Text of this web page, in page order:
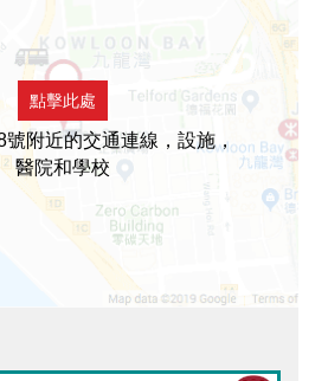
點擊此處
號附近的交通連線，設施，
醫院和學校